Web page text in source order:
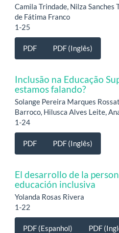
Camila Trindade, Nilza Sanches
de Fátima Franco
1-25
PDF PDF (Inglês)
Inclusão na Educação
estamos falando?
Solange Pereira Marques
Barroco, Hilusca Alves Leite,
1-24
PDF PDF (Inglês)
El desarrollo de la
educación inclusiva
Yolanda Rosas Rivera
1-22
PDF (Espanhol) PDF